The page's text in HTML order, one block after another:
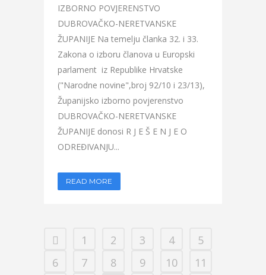
IZBORNO POVJERENSTVO
DUBROVAČKO-NERETVANSKE
ŽUPANIJE Na temelju članka 32. i 33.
Zakona o izboru članova u Europski
parlament iz Republike Hrvatske
("Narodne novine",broj 92/10 i 23/13),
Županijsko izborno povjerenstvo
DUBROVAČKO-NERETVANSKE
ŽUPANIJE donosi R J E Š E N J E O
ODREĐIVANJU...
READ MORE
1 2 3 4
5
6
7 8 9 10 11